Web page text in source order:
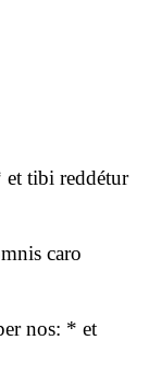
et tibi reddétur
caro
nos: * et